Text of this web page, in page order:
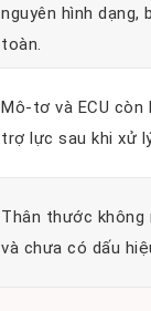
nguyên hình
toàn.
Mô-tơ và ECU
trợ lực sau khi xử
Thân thước không
và chưa có dấu